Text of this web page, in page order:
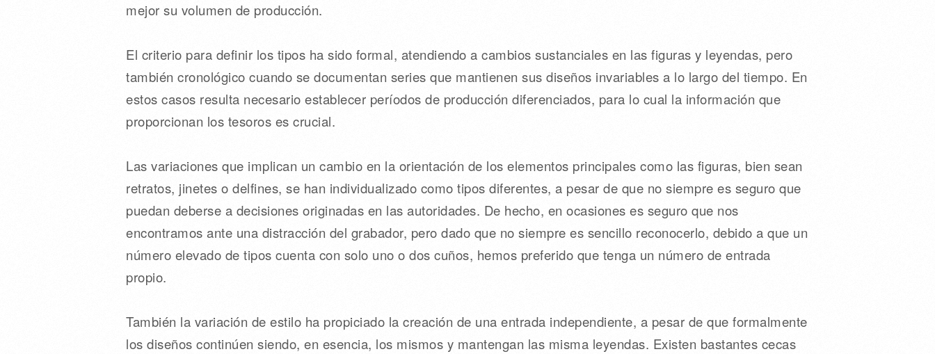
mejor su volumen de producción.
El criterio para definir los tipos ha sido formal, atendiendo a cambios sustanciales en las figuras y leyendas, pero
también cronológico cuando se documentan series que mantienen sus diseños invariables a lo largo del tiempo. En
estos casos resulta necesario establecer períodos de producción diferenciados, para lo cual la información que
proporcionan los tesoros es crucial.
Las variaciones que implican un cambio en la orientación de los elementos principales como las figuras, bien sean
retratos, jinetes o delfines, se han individualizado como tipos diferentes, a pesar de que no siempre es seguro que
puedan deberse a decisiones originadas en las autoridades. De hecho, en ocasiones es seguro que nos
encontramos ante una distracción del grabador, pero dado que no siempre es sencillo reconocerlo, debido a que un
número elevado de tipos cuenta con solo uno o dos cuños, hemos preferido que tenga un número de entrada
propio.
También la variación de estilo ha propiciado la creación de una entrada independiente, a pesar de que formalmente
los diseños continúen siendo, en esencia, los mismos y mantengan las misma leyendas. Existen bastantes cecas